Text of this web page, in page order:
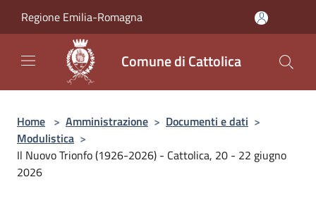
Regione Emilia-Romagna
Comune di Cattolica
Home > Amministrazione > Documenti e dati >
Modulistica >
Il Nuovo Trionfo (1926-2026) - Cattolica, 20 - 22 giugno
2026